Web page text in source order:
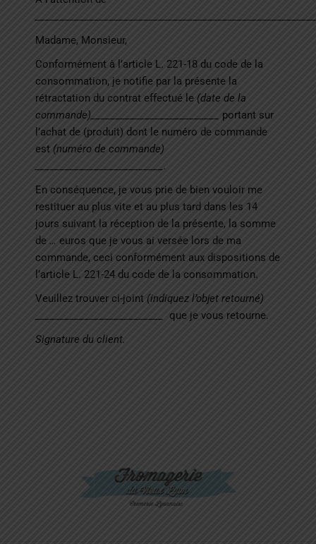
Madame, Monsieur,
Conformément à l’article L. 221-18 du code de la
consommation, je notifie par la présente la
rétractation du contrat effectué le (date de la
commande)__________________________ portant sur
l’achat de (produit) dont le numéro de commande
est (numéro de commande)
__________________________.
En conséquence, je vous prie de bien vouloir me
restituer au plus vite et au plus tard dans les 14
jours suivant la réception de la présente, la somme
de … euros que je vous ai versée lors de ma
commande, ceci conformément aux dispositions de
l’article L. 221-24 du code de la consommation.
Veuillez trouver ci-joint (indiquez l’objet retourné)
que je vous retourne.
Signature du client.